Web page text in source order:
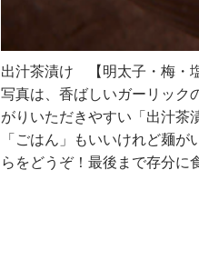
出汁茶漬け 【明太子・梅・
写真は、香ばしいガーリック
がりいただきやすい「出汁茶
「ごはん」もいいけれど麺
らをどうぞ！最後まで存分に